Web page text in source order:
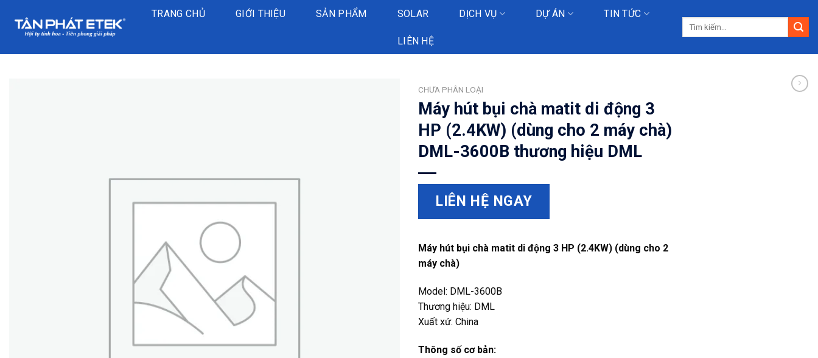
đến
dung
TRANG CHỦ GIỚI THIỆU SẢN PHẨM SOLAR DỊCH VỤ DỰ ÁN TIN TỨC
LIÊN HỆ
Tìm
CHƯA PHÂN LOẠI
Máy hút bụi chà matit di động 3
HP (2.4KW) (dùng cho 2 máy chà)
DML-3600B thương hiệu DML
LIÊN HỆ NGAY
Máy hút bụi chà matit di động 3 HP (2.4KW) (dùng cho 2
máy chà)
Model: DML-3600B
Thương hiệu: DML
Xuất xứ: China
Thông số cơ bản: